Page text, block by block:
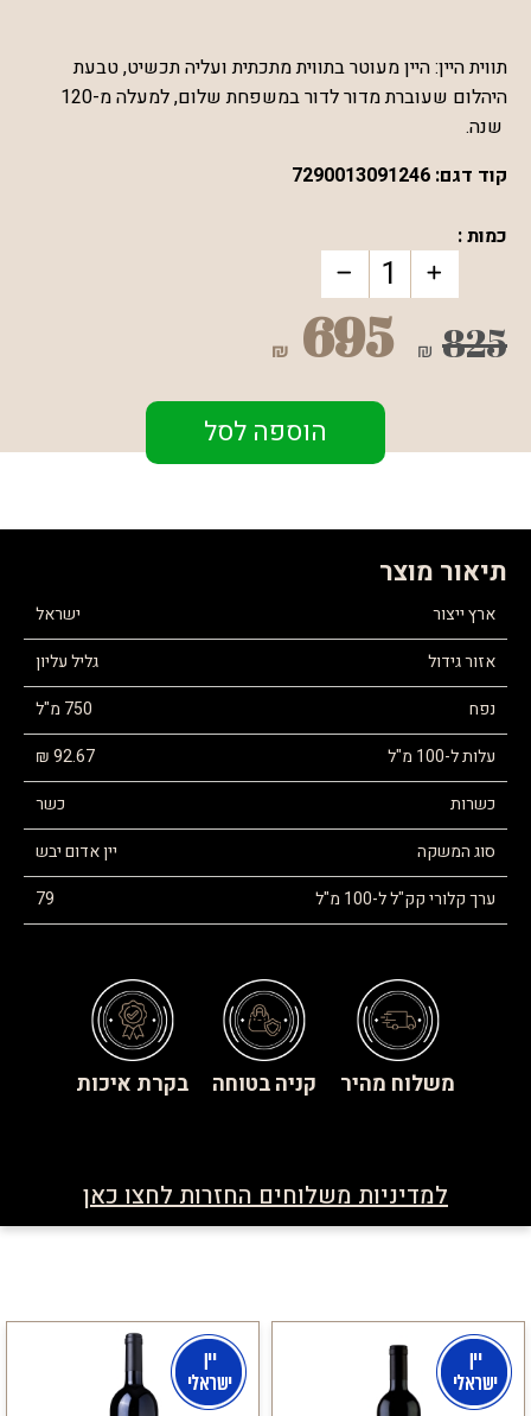
תווית היין: היין מעוטר בתווית מתכתית ועליה תכשיט, טבעת
היהלום שעוברת מדור לדור במשפחת שלום, למעלה מ-120
שנה.
קוד דגם: 7290013091246
כמות :
825
₪
695
₪
הוספה לסל
תיאור מוצר
ארץ ייצור
ישראל
אזור גידול
גליל עליון
נפח
750 מ"ל
עלות ל-100 מ"ל
92.67 ₪
כשרות
כשר
סוג המשקה
יין אדום יבש
ערך קלורי קק"ל ל-100 מ"ל
79
משלוח מהיר קניה בטוחה בקרת איכות
למדיניות משלוחים החזרות לחצו כאן